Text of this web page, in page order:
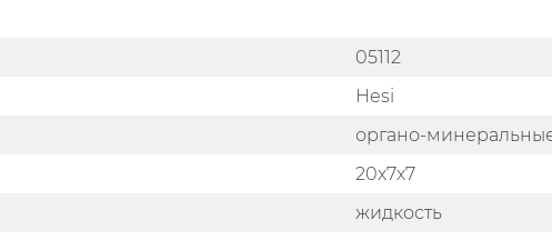
05112
Hesi
органо-
20х7х7
жидкость